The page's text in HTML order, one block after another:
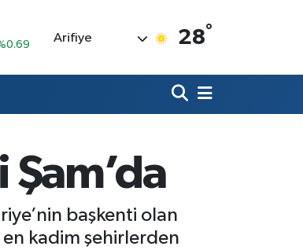
Arifiye 28°
başkenti olan
kadim şehirlerden